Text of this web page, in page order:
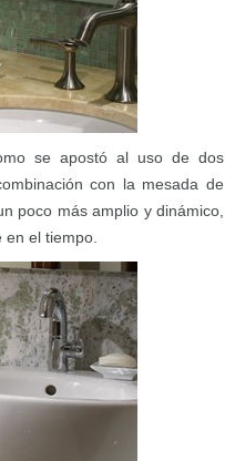
se apostó al uso de dos
con la mesada de
poco más amplio y dinámico,
el tiempo.